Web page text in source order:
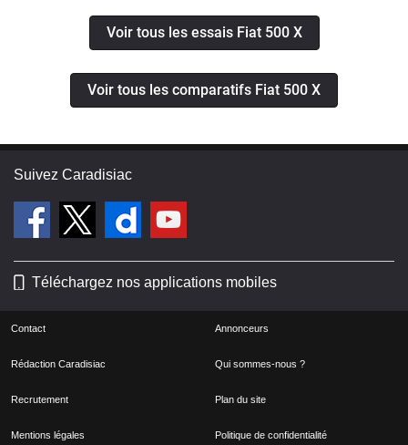
Voir tous les essais Fiat 500 X
Voir tous les comparatifs Fiat 500 X
Suivez Caradisiac
Téléchargez nos applications mobiles
Contact Annonceurs
Rédaction Caradisiac Qui sommes-nous ?
Recrutement Plan du site
Mentions légales Politique de confidentialité